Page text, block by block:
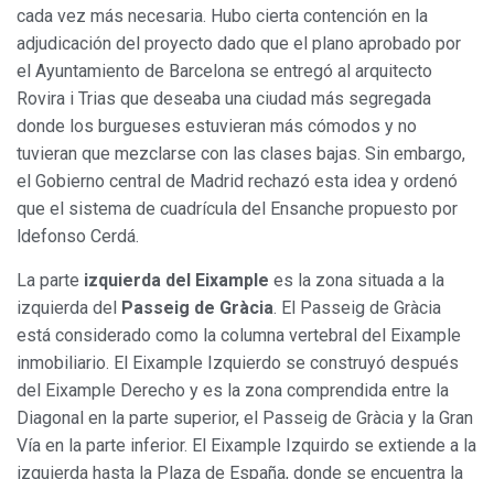
cada vez más necesaria. Hubo cierta contención en la
adjudicación del proyecto dado que el plano aprobado por
el Ayuntamiento de Barcelona se entregó al arquitecto
Rovira i Trias que deseaba una ciudad más segregada
donde los burgueses estuvieran más cómodos y no
tuvieran que mezclarse con las clases bajas. Sin embargo,
el Gobierno central de Madrid rechazó esta idea y ordenó
que el sistema de cuadrícula del Ensanche propuesto por
ldefonso Cerdá.
La parte izquierda del Eixample es la zona situada a la
izquierda del Passeig de Gràcia. El Passeig de Gràcia
está considerado como la columna vertebral del Eixample
inmobiliario. El Eixample Izquierdo se construyó después
del Eixample Derecho y es la zona comprendida entre la
Diagonal en la parte superior, el Passeig de Gràcia y la Gran
Vía en la parte inferior. El Eixample Izquirdo se extiende a la
izquierda hasta la Plaza de España, donde se encuentra la